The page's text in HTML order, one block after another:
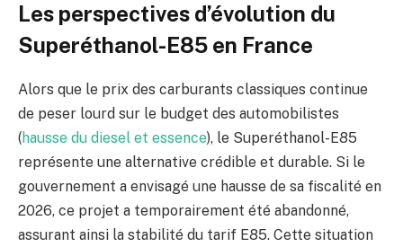
Les perspectives d’évolution du
Superéthanol-E85 en France
Alors que le prix des carburants classiques continue
de peser lourd sur le budget des automobilistes
(hausse du diesel et essence), le Superéthanol-E85
représente une alternative crédible et durable. Si le
gouvernement a envisagé une hausse de sa fiscalité en
2026, ce projet a temporairement été abandonné,
assurant ainsi la stabilité du tarif E85. Cette situation